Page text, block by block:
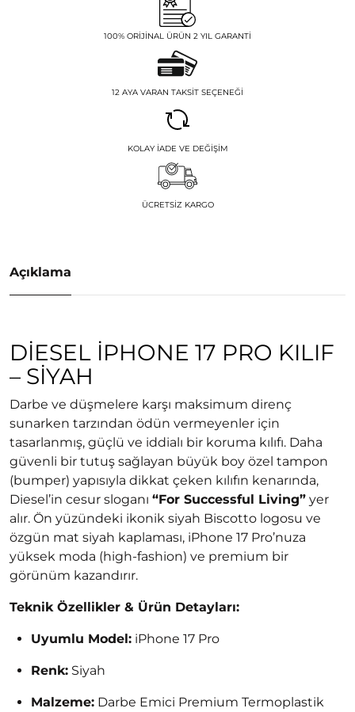
100% ORIJINAL ÜRÜN 2 YIL GARANTI
12 AYA VARAN TAKSIT SEÇENEĞI
KOLAY İADE VE DEĞIŞIM
ÜCRETSIZ KARGO
Açıklama
DIESEL IPHONE 17 PRO KILIF
– SIYAH
Darbe ve düşmelere karşı maksimum direnç
sunarken tarzından ödün vermeyenler için
tasarlanmış, güçlü ve iddialı bir koruma kılıfı. Daha
güvenli bir tutuş sağlayan büyük boy özel tampon
(bumper) yapısıyla dikkat çeken kılıfın kenarında,
Diesel’in cesur sloganı “For Successful Living” yer
alır. Ön yüzündeki ikonik siyah Biscotto logosu ve
özgün mat siyah kaplaması, iPhone 17 Pro’nuza
yüksek moda (high-fashion) ve premium bir
görünüm kazandırır.
Teknik Özellikler & Ürün Detayları:
Uyumlu Model: iPhone 17 Pro
Renk: Siyah
Malzeme: Darbe Emici Premium Termoplastik